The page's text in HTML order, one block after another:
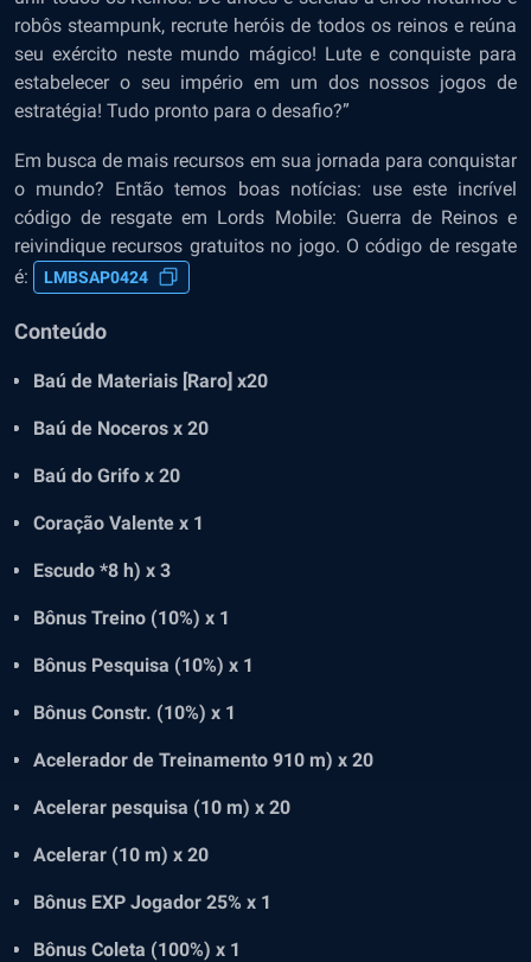
robôs steampunk, recrute heróis de todos os reinos e reúna
seu exército neste mundo mágico! Lute e conquiste para
estabelecer o seu império em um dos nossos jogos de
estratégia! Tudo pronto para o desafio?”
Em busca de mais recursos em sua jornada para conquistar
o mundo? Então temos boas notícias: use este incrível
código de resgate em Lords Mobile: Guerra de Reinos e
reivindique recursos gratuitos no jogo. O código de resgate
é:
LMBSAP0424
Conteúdo
Baú de Materiais [Raro] x20
Baú de Noceros x 20
Baú do Grifo x 20
Coração Valente x 1
Escudo *8 h) x 3
Bônus Treino (10%) x 1
Bônus Pesquisa (10%) x 1
Bônus Constr. (10%) x 1
Acelerador de Treinamento 910 m) x 20
Acelerar pesquisa (10 m) x 20
Acelerar (10 m) x 20
Bônus EXP Jogador 25% x 1
Bônus Coleta (100%) x 1